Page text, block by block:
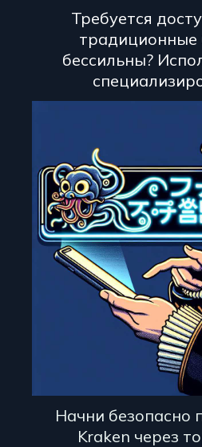
Требуется
традиционные
бессильны?
Начни безопасно
Kraken через